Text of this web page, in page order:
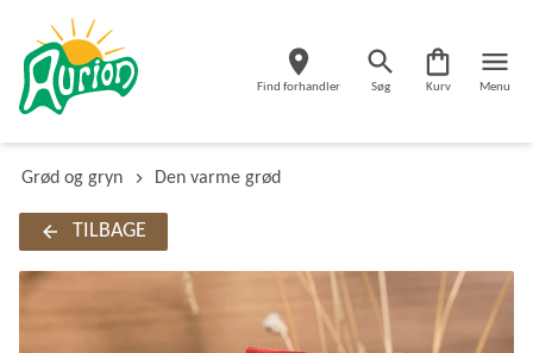
Find forhandler Søg Kurv Menu
Grød og gryn Den varme grød
TILBAGE